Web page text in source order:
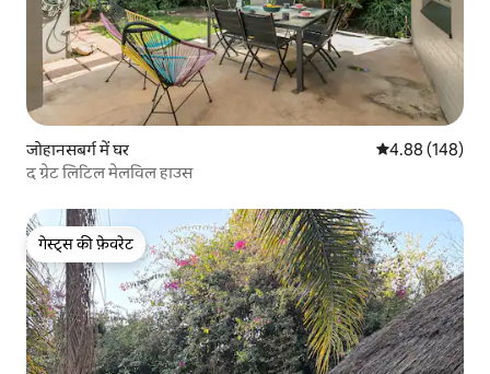
जोहानसबर्ग में घर औसत रेटिंग 5 में से
4.88 (148)
द ग्रेट लिटिल मेलविल हाउस
गेस्ट्स की फ़ेवरेट
गेस्ट्स की फ़ेवरेट